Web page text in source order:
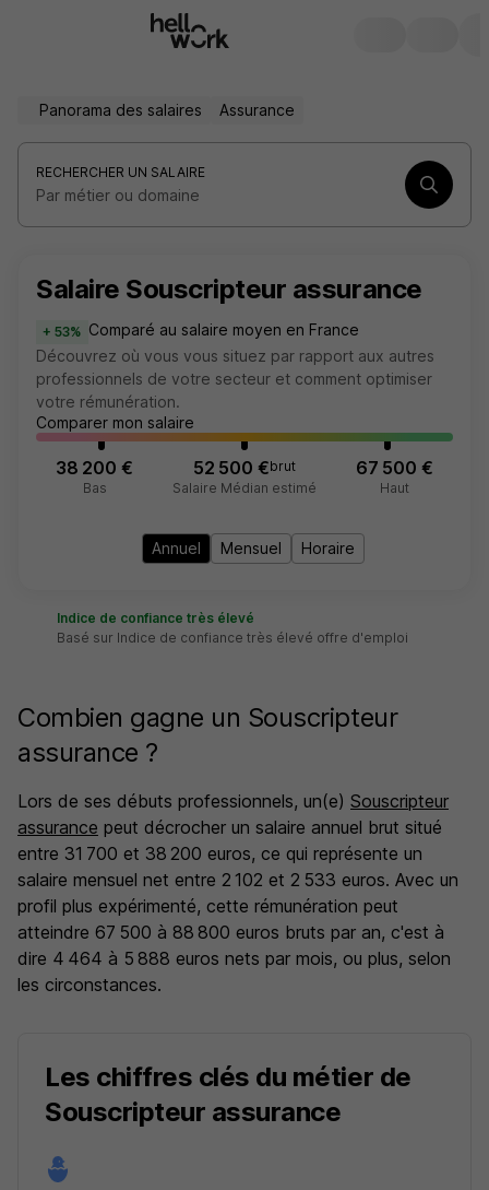
Panorama des salaires Assurance
RECHERCHER UN SALAIRE
Par métier ou domaine
Salaire Souscripteur assurance
+ 53% Comparé au salaire moyen en France
Découvrez où vous vous situez par rapport aux autres
professionnels de votre secteur et comment optimiser
votre rémunération.
Comparer mon salaire
38 200 €
Bas
52 500 €brut
Salaire Médian estimé
67 500 €
Haut
Annuel Mensuel Horaire
Indice de confiance très élevé
Basé sur Indice de confiance très élevé offre d'emploi
Combien gagne un Souscripteur
assurance ?
Lors de ses débuts professionnels, un(e) Souscripteur
assurance peut décrocher un salaire annuel brut situé
entre 31 700 et 38 200 euros, ce qui représente un
salaire mensuel net entre 2 102 et 2 533 euros. Avec un
profil plus expérimenté, cette rémunération peut
atteindre 67 500 à 88 800 euros bruts par an, c'est à
dire 4 464 à 5 888 euros nets par mois, ou plus, selon
les circonstances.
Les chiffres clés du métier de
Souscripteur assurance